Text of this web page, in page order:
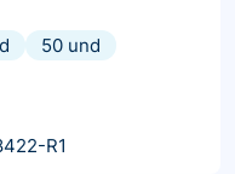
50 und
R1